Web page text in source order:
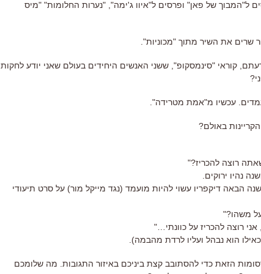
ל"המבוך של פאן" ופרסים ל"איוו ג'ימה", "נערות החלומות" "מיס
קוראי "סינמסקופ", ששני האנשים היחידים בעולם שאני יודע לחקות
עכשיו מ"אמת מטרידה".
באולם?
רוצה להכריז?"
נהיו ירוקים.
הבאה דיקפריו עשוי להיות מועמד (נגד מייקל מור) על סרט תיעודי
משהו?"
רוצה להכריז על כוונתי…"
הוא נבהל ועליו לרדת מהבמה).
הזאת כדי להסתובב קצת ביניכם באיזור התגובות. מה שלומכם